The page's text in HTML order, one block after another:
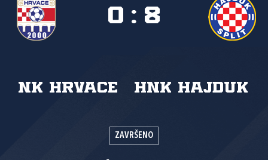
NK Hrvace HNK Hajduk
0 : 8
ZAVRŠENO